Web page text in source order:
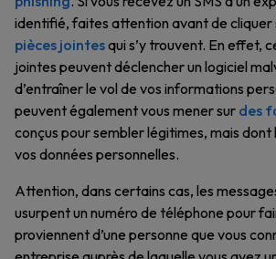
identifié, faites attention avant de cliquer
pièces jointesqui s’y trouvent. En effet,
jointes peuvent déclencher un logiciel
d’entraîner le vol de vos informations
peuvent également vous mener sur des
conçus pour sembler légitimes, mais
vos données personnelles.
Attention, dans certains cas, les
usurpent un numéro de téléphone pour
proviennent d’une personne que vous